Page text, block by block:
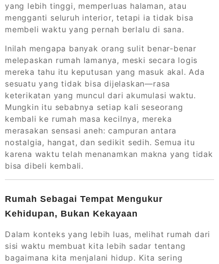
yang lebih tinggi, memperluas halaman, atau
mengganti seluruh interior, tetapi ia tidak bisa
membeli waktu yang pernah berlalu di sana.
Inilah mengapa banyak orang sulit benar-benar
melepaskan rumah lamanya, meski secara logis
mereka tahu itu keputusan yang masuk akal. Ada
sesuatu yang tidak bisa dijelaskan—rasa
keterikatan yang muncul dari akumulasi waktu.
Mungkin itu sebabnya setiap kali seseorang
kembali ke rumah masa kecilnya, mereka
merasakan sensasi aneh: campuran antara
nostalgia, hangat, dan sedikit sedih. Semua itu
karena waktu telah menanamkan makna yang tidak
bisa dibeli kembali.
Rumah Sebagai Tempat Mengukur
Kehidupan, Bukan Kekayaan
Dalam konteks yang lebih luas, melihat rumah dari
sisi waktu membuat kita lebih sadar tentang
bagaimana kita menjalani hidup. Kita sering